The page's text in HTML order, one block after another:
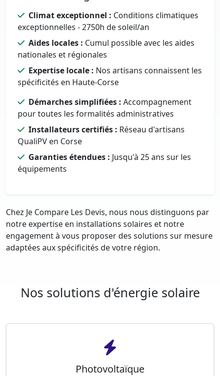
Climat exceptionnel : Conditions climatiques
exceptionnelles - 2750h de soleil/an
Aides locales : Cumul possible avec les aides
nationales et régionales
Expertise locale : Nos artisans connaissent les
spécificités en Haute-Corse
Démarches simplifiées : Accompagnement
pour toutes les formalités administratives
Installateurs certifiés : Réseau d'artisans
QualiPV en Corse
Garanties étendues : Jusqu'à 25 ans sur les
équipements
Chez Je Compare Les Devis, nous nous distinguons par
notre expertise en installations solaires et notre
engagement à vous proposer des solutions sur mesure
adaptées aux spécificités de votre région.
Nos solutions d'énergie solaire
Photovoltaïque